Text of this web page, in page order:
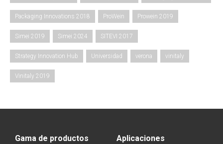
Packaging Innovations 2018 ProWein Prowein 2019
Simei 2019 Simei 2024 SITEVI 2017
Strategy Innovation Hub Universidad verona vinitaly
Vinitaly 2019
Gama de productos Aplicaciones